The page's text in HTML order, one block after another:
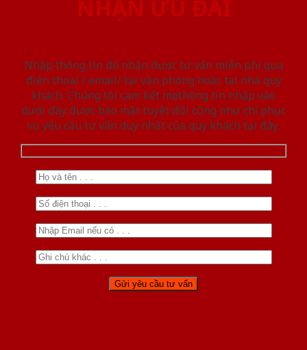
NHẬN ƯU ĐÃI
Nhập thông tin để nhận được tư vấn miễn phí qua
điện thoại / email/ tại văn phòng hoặc tại nhà quý
khách. Chúng tôi cam kết mọi thông tin nhập vào
dưới đây được bảo mật tuyệt đối cũng như chỉ phục
vụ yêu cầu tư vấn duy nhất của quý khách tại đây.